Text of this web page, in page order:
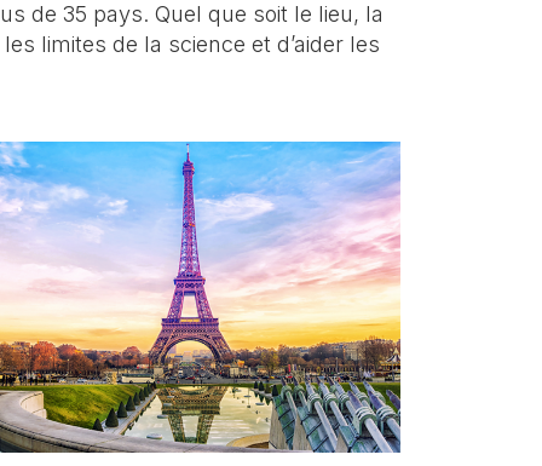
de 35 pays. Quel que soit le lieu, la
limites de la science et d’aider les